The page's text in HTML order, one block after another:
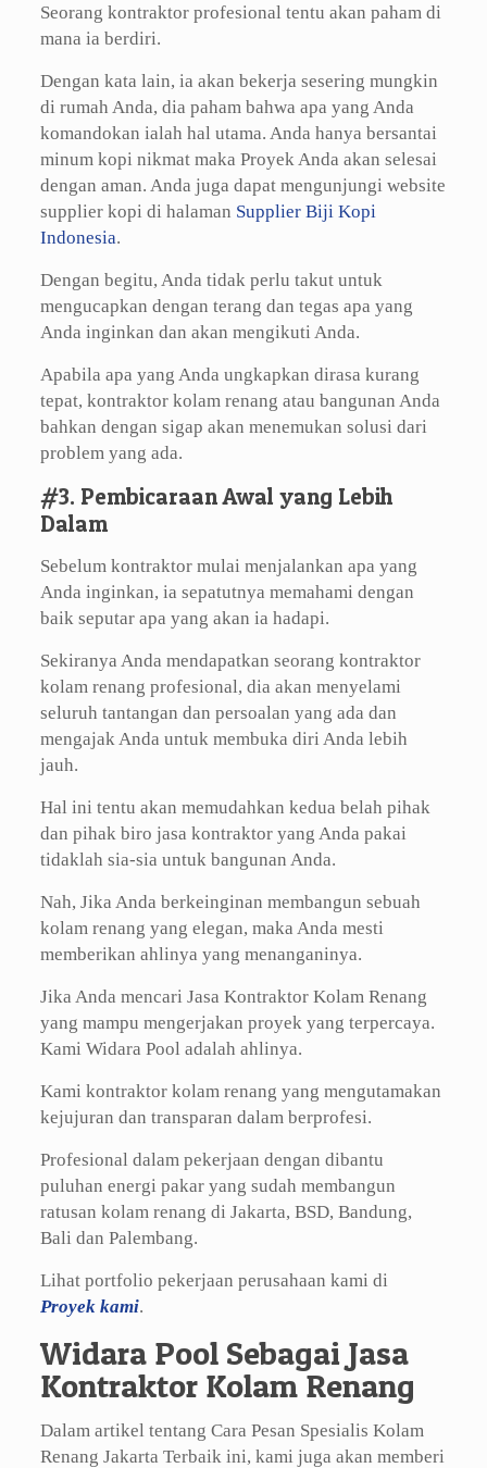
Seorang kontraktor profesional tentu akan paham di
mana ia berdiri.
Dengan kata lain, ia akan bekerja sesering mungkin
di rumah Anda, dia paham bahwa apa yang Anda
komandokan ialah hal utama. Anda hanya bersantai
minum kopi nikmat maka Proyek Anda akan selesai
dengan aman. Anda juga dapat mengunjungi website
supplier kopi di halaman Supplier Biji Kopi
Indonesia.
Dengan begitu, Anda tidak perlu takut untuk
mengucapkan dengan terang dan tegas apa yang
Anda inginkan dan akan mengikuti Anda.
Apabila apa yang Anda ungkapkan dirasa kurang
tepat, kontraktor kolam renang atau bangunan Anda
bahkan dengan sigap akan menemukan solusi dari
problem yang ada.
#3. Pembicaraan Awal yang Lebih
Dalam
Sebelum kontraktor mulai menjalankan apa yang
Anda inginkan, ia sepatutnya memahami dengan
baik seputar apa yang akan ia hadapi.
Sekiranya Anda mendapatkan seorang kontraktor
kolam renang profesional, dia akan menyelami
seluruh tantangan dan persoalan yang ada dan
mengajak Anda untuk membuka diri Anda lebih
jauh.
Hal ini tentu akan memudahkan kedua belah pihak
dan pihak biro jasa kontraktor yang Anda pakai
tidaklah sia-sia untuk bangunan Anda.
Nah, Jika Anda berkeinginan membangun sebuah
kolam renang yang elegan, maka Anda mesti
memberikan ahlinya yang menanganinya.
Jika Anda mencari Jasa Kontraktor Kolam Renang
yang mampu mengerjakan proyek yang terpercaya.
Kami Widara Pool adalah ahlinya.
Kami kontraktor kolam renang yang mengutamakan
kejujuran dan transparan dalam berprofesi.
Profesional dalam pekerjaan dengan dibantu
puluhan energi pakar yang sudah membangun
ratusan kolam renang di Jakarta, BSD, Bandung,
Bali dan Palembang.
Lihat portfolio pekerjaan perusahaan kami di
Proyek kami.
Widara Pool Sebagai Jasa
Kontraktor Kolam Renang
Dalam artikel tentang Cara Pesan Spesialis Kolam
Renang Jakarta Terbaik ini, kami juga akan memberi